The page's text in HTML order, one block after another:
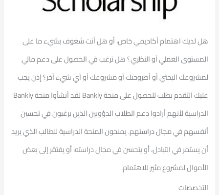
هل لديك اهتمام أكاديمي خاص، أو هل أنت شغوف بشيء ما على
المستوى العملي أو النظري؟ هل ترغب في الحصول على دعم مالي
لمشروعك البحثي أو أطروحتك أو مشروعك أو أي شيء آخر؟ إذن يجب
عليك التقدم بطلب للحصول على منحة Bankly لقد أنشأوا منحة Bankly
الدراسية لأنهم أرادوا دعم الطلاب الدؤوبين الذين يرغبون في تحسين
أنفسهم في مجال دراستهم. يمنحون المنحة الدراسية للطالب الذي يريد
أن يستمر في التبادل، أو يتحسن في مجال دراسته، أو يفتقر إلى بعض
الأموال لمشروع مثير للاهتمام.
التخصصات